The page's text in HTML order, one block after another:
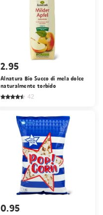
2.95
Alnatura Bio Succo di mela dolce
naturalmente torbido
42
0.95